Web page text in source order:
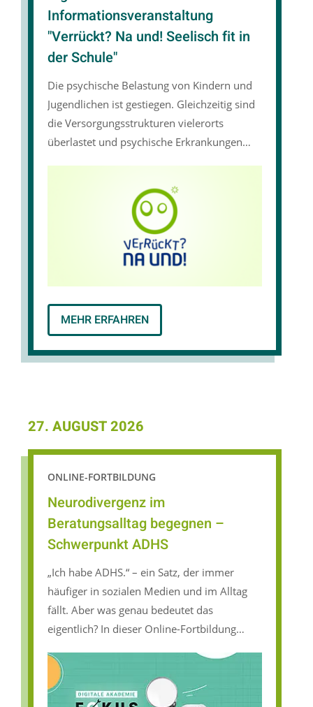
Informationsveranstaltung
"Verrückt? Na und! Seelisch fit in
der Schule"
Die psychische Belastung von Kindern und
Jugendlichen ist gestiegen. Gleichzeitig sind
die Versorgungsstrukturen vielerorts
überlastet und psychische Erkrankungen
Erkrankungen bei jungen Menschen ist
daher von großer Bedeutung. Hier setzt das
bundesweite Präventionsprogramm
"Verrückt? Na und! Seelisch fit in der Schule"
MEHR ERFAHREN
27. AUGUST 2026
ONLINE-FORTBILDUNG
Neurodivergenz im
Beratungsalltag begegnen –
Schwerpunkt ADHS
„Ich habe ADHS.“ – ein Satz, der immer
häufiger in sozialen Medien und im Alltag
fällt. Aber was genau bedeutet das
eigentlich? In dieser Online-Fortbildung
Grundverständnis der Stärken- und
Schwächenprofile bei ADHS im Kontext von